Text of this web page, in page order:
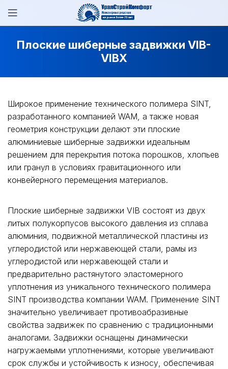
Плоские шиберные задвижки VIB-
VIBX
Широкое применение технического полимера SINT,
разработанного компанией WAM, а также новая
геометрия конструкции делают эти плоские
алюминиевые шиберные задвижки идеальным
решением для перекрытия потока порошков, хлопьев
или гранул в условиях гравитационного или
конвейерного перемещения материалов.
Плоские шиберные задвижки VIB состоят из двух
литых полукорпусов высокого давления из сплава
алюминия, подвижной металлической пластины из
углеродистой или нержавеющей стали, рамы из
углеродистой или нержавеющей стали и
предварительно растянутого эластомерного
уплотнения из уникального технического полимера
SINT производства компании WAM. Применение SINT
значительно увеличивает противоабразивные
свойства задвижек по сравнению с традиционными
аналогами. Задвижки оснащены динамически
нагружаемыми уплотнениями, которые увеличивают
срок службы и устойчивость к износу, обеспечивая